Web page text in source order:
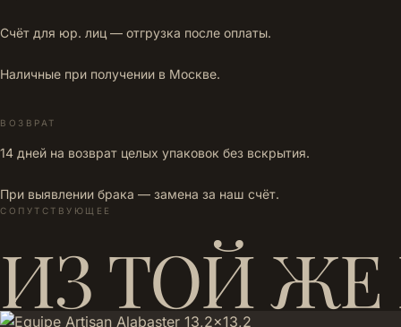
Счёт для юр. лиц — отгрузка после оплаты.
Наличные при получении в Москве.
ВОЗВРАТ
14 дней на возврат целых упаковок без вскрытия.
При выявлении брака — замена за наш счёт.
СОПУТСТВУЮЩЕЕ
ИЗ ТОЙ ЖЕ